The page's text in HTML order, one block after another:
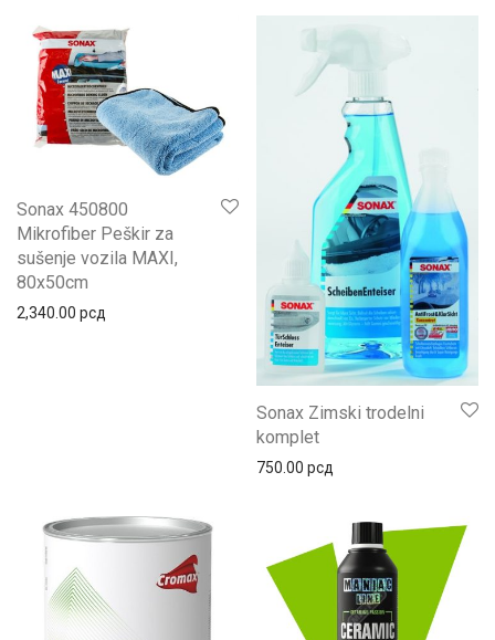
Sonax 450800
Mikrofiber Peškir za
sušenje vozila MAXI,
80x50cm
2,340.00 рсд
Sonax Zimski trodelni
komplet
750.00 рсд